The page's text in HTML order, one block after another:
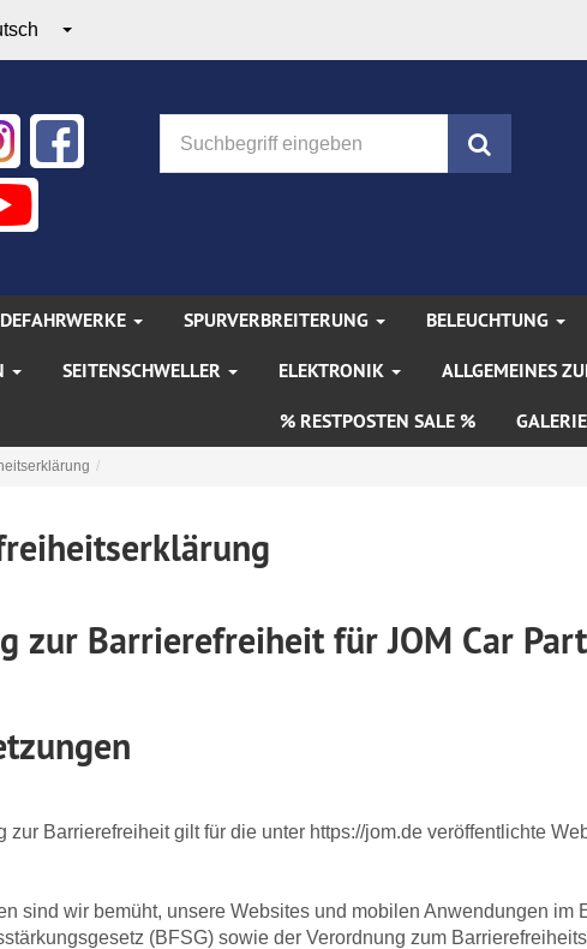
SPURVERBREITERUNG BELEUCHTUNG
SEITENSCHWELLER ELEKTRONIK ALLGEMEINES
% RESTPOSTEN SALE %
GALERIE
zur Barrierefreiheit für JOM Car
zur Barrierefreiheit gilt für die unter https://jom.de veröffentlichte
sind wir bemüht, unsere Websites und mobilen Anwendungen im
(BFSG) sowie der Verordnung zum